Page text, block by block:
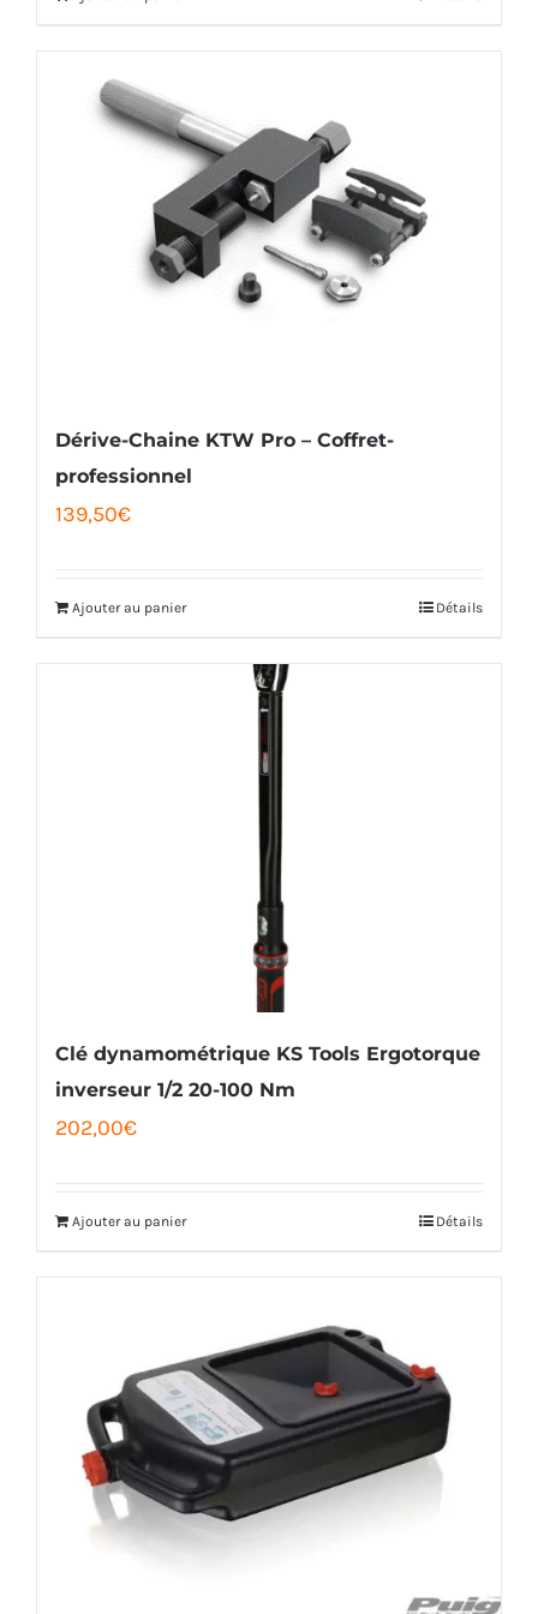
était :
Dérive-Chaine KTW Pro – Coffret-
professionnel
139,50€
Ajouter au panier Détails
Clé dynamométrique KS Tools Ergotorque
inverseur 1/2 20-100 Nm
202,00€
Ajouter au panier Détails